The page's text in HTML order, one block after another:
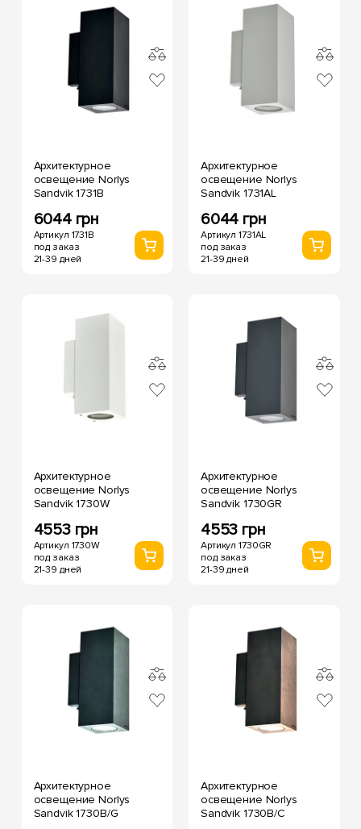
Архитектурное
освещение Norlys
Sandvik 1731B
6044 грн
Артикул 1731B
под заказ
21-39 дней
Архитектурное
освещение Norlys
Sandvik 1731AL
6044 грн
Артикул 1731AL
под заказ
21-39 дней
Архитектурное
освещение Norlys
Sandvik 1730W
4553 грн
Артикул 1730W
под заказ
21-39 дней
Архитектурное
освещение Norlys
Sandvik 1730GR
4553 грн
Артикул 1730GR
под заказ
21-39 дней
Архитектурное
освещение Norlys
Sandvik 1730B/G
Архитектурное
освещение Norlys
Sandvik 1730B/C